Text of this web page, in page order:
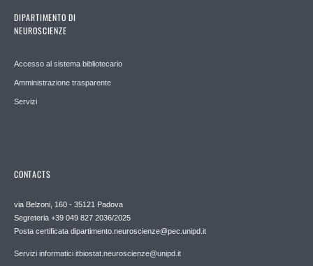
DIPARTIMENTO DI
NEUROSCIENZE
Accesso al sistema bibliotecario
Amministrazione trasparente
Servizi
CONTACTS
via Belzoni, 160 - 35121 Padova
Segreteria +39 049 827 2036/2025
Posta certificata dipartimento.neuroscienze@pec.unipd.it
Servizi informatici itbiostat.neuroscienze@unipd.it